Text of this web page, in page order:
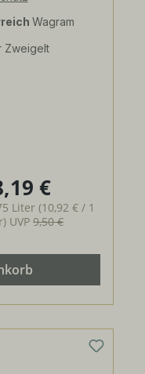
Wagram
Zweigelt
Preis:
€
Liter(10,92 € / 1
UVP9,50 €